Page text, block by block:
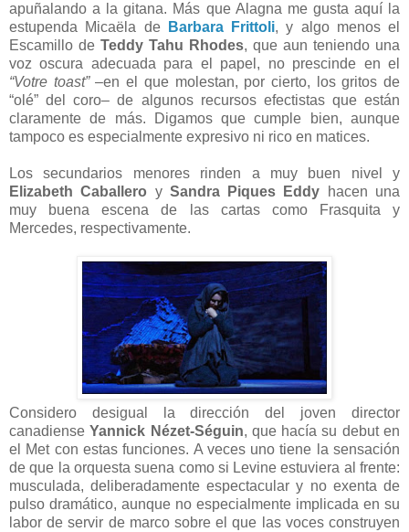
apuñalando a la gitana. Más que Alagna me gusta aquí la
estupenda Micaëla de
Barbara Frittoli, y algo menos el
Escamillo de Teddy Tahu Rhodes, que aun teniendo una
voz oscura adecuada para el papel, no prescinde en el
“Votre toast”–en el que molestan, por cierto, los gritos de
“olé” del coro– de algunos recursos efectistas que están
claramente de más. Digamos que cumple bien, aunque
tampoco es especialmente expresivo ni rico en matices.
Los secundarios menores rinden a muy buen nivel y
Elizabeth Caballero y Sandra Piques Eddy hacen una
muy buena escena de las cartas como Frasquita y
Mercedes, respectivamente.
Considero desigual la dirección del joven director
canadienseYannick Nézet-Séguin, que hacía su debut en
el Met con estas funciones. A veces uno tiene la sensación
de que la orquesta suena como si Levine estuviera al frente:
musculada, deliberadamente espectacular y no exenta de
pulso dramático, aunque no especialmente implicada en su
labor de servir de marco sobre el que las voces construyen